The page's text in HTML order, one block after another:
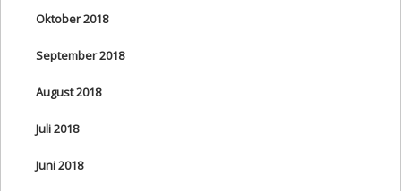
Oktober 2018
September 2018
August 2018
Juli 2018
Juni 2018